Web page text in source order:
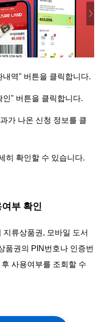
역" 버튼을 클릭합니다.
" 버튼을 클릭합니다.
가 나온 신청 정보를 클
히 확인할 수 있습니다.
부 확인
류상품권, 모바일 도서
품권의 PIN번호나 인증번
사용여부를 조회할 수